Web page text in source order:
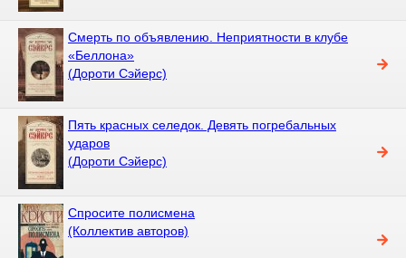
Смерть по объявлению. Неприятности в клубе
«Беллона»
(Дороти Сэйерс)
Пять красных селедок. Девять погребальных
ударов
(Дороти Сэйерс)
Спросите полисмена
(Коллектив авторов)